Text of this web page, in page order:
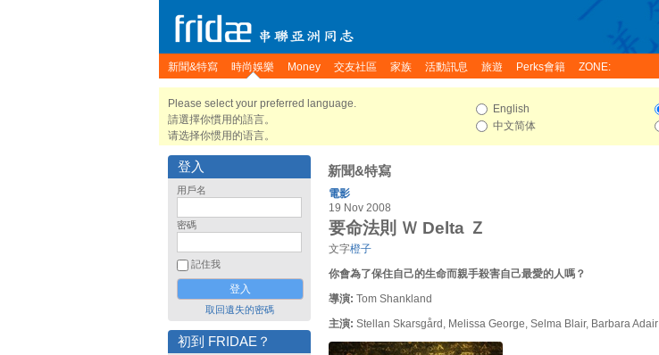
新聞&特寫 時尚娛樂 Money 交友社區 家族 活動訊息 旅遊 Perks會籍 ZONE:
Please select your preferred language.
請選擇你慣用的語言。
请选择你惯用的语言。
English
中文简体
登入
用戶名
密碼
記住我
取回遺失的密碼
初到 FRIDAE？
新聞&特寫
電影
19 Nov 2008
要命法則 Ｗ Delta Ｚ
文字橙子
你會為了保住自己的生命而親手殺害自己最愛的人嗎？
導演: Tom Shankland
主演: Stellan Skarsgård, Melissa George, Selma Blair, Barbara Adair